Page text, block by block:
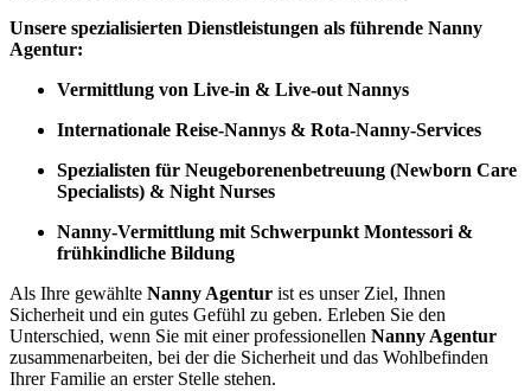
Unsere spezialisierten Dienstleistungen als führende Nanny
Agentur:
Vermittlung von Live-in & Live-out Nannys
Internationale Reise-Nannys & Rota-Nanny-Services
Spezialisten für Neugeborenenbetreuung (Newborn Care
Specialists) & Night Nurses
Nanny-Vermittlung mit Schwerpunkt Montessori &
frühkindliche Bildung
Als Ihre gewählte Nanny Agentur ist es unser Ziel, Ihnen
Sicherheit und ein gutes Gefühl zu geben. Erleben Sie den
Unterschied, wenn Sie mit einer professionellen Nanny Agentur
zusammenarbeiten, bei der die Sicherheit und das Wohlbefinden
Ihrer Familie an erster Stelle stehen.